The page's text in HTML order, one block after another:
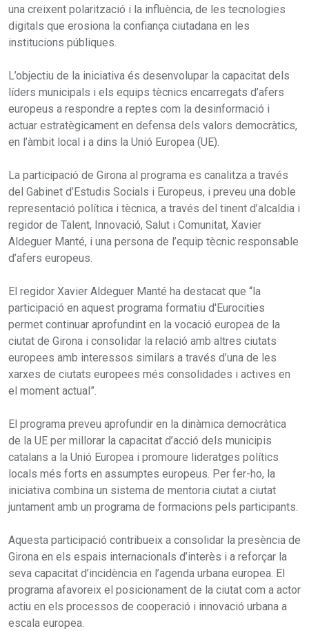
una creixent polarització i la influència, de les tecnologies
digitals que erosiona la confiança ciutadana en les
institucions públiques.
L’objectiu de la iniciativa és desenvolupar la capacitat dels
líders municipals i els equips tècnics encarregats d’afers
europeus a respondre a reptes com la desinformació i
actuar estratègicament en defensa dels valors democràtics,
en l’àmbit local i a dins la Unió Europea (UE).
La participació de Girona al programa es canalitza a través
del Gabinet d’Estudis Socials i Europeus, i preveu una doble
representació política i tècnica, a través del tinent d’alcaldia i
regidor de Talent, Innovació, Salut i Comunitat, Xavier
Aldeguer Manté, i una persona de l’equip tècnic responsable
d’afers europeus.
El regidor Xavier Aldeguer Manté ha destacat que “la
participació en aquest programa formatiu d'Eurocities
permet continuar aprofundint en la vocació europea de la
ciutat de Girona i consolidar la relació amb altres ciutats
europees amb interessos similars a través d’una de les
xarxes de ciutats europees més consolidades i actives en
el moment actual”.
El programa preveu aprofundir en la dinàmica democràtica
de la UE per millorar la capacitat d’acció dels municipis
catalans a la Unió Europea i promoure lideratges polítics
locals més forts en assumptes europeus. Per fer-ho, la
iniciativa combina un sistema de mentoria ciutat a ciutat
juntament amb un programa de formacions pels participants.
Aquesta participació contribueix a consolidar la presència de
Girona en els espais internacionals d’interès i a reforçar la
seva capacitat d’incidència en l’agenda urbana europea. El
programa afavoreix el posicionament de la ciutat com a actor
actiu en els processos de cooperació i innovació urbana a
escala europea.